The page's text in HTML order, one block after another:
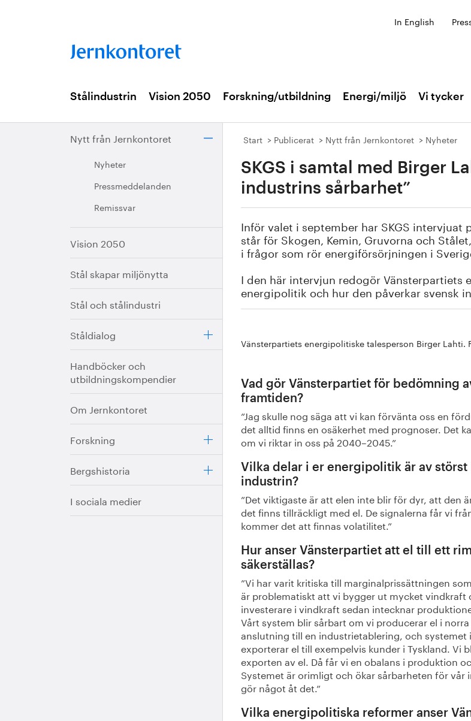
In English
Stålindustrin Vision 2050 Forskning/utbildning Energi/miljö Vi tycker
Nytt från Jernkontoret
Nyheter
Pressmeddelanden
Remissvar
Vision 2050
Stål skapar miljönytta
Stål och stålindustri
Ståldialog
Handböcker och
utbildningskompendier
Om Jernkontoret
Forskning
Bergshistoria
I sociala medier
Start Publicerat Nytt från Jernkontoret Nyheter
SKGS i samtal med Birger
industrins sårbarhet”
Inför valet i september har SKGS intervjuat
står för Skogen, Kemin, Gruvorna och
i frågor som rör energiförsörjningen i
I den här intervjun redogör
energipolitik och hur den påverkar svensk
Vänsterpartiets energipolitiske talesperson Birger Lahti.
Vad gör Vänsterpartiet för bedömning
framtiden?
”Jag skulle nog säga att vi kan förvänta oss en
det alltid finns en osäkerhet med prognoser. Det
om vi riktar in oss på 2040–2045.”
Vilka delar i er energipolitik är av störst
industrin?
”Det viktigaste är att elen inte blir för dyr, att den
det finns tillräckligt med el. De signalerna får vi
kommer det att finnas volatilitet.”
Hur anser Vänsterpartiet att el till ett
säkerställas?
”Vi har varit kritiska till marginalprissättningen
är problematiskt att vi bygger ut mycket vindkraft
investerare i vindkraft sedan intecknar
Vårt system blir sårbart om vi producerar el i
anslutning till en industrietablering, och systemet
exporterar el till exempelvis kunder i Tyskland. Vi
exporten av el. Då får vi en obalans i produktion
Systemet är orimligt och ökar sårbarheten för vår
gör något åt det.”
Vilka energipolitiska reformer anser